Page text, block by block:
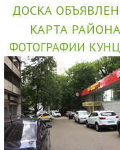
ДОСКА
КАРТА РАЙОНА
ФОТОГРАФИИ